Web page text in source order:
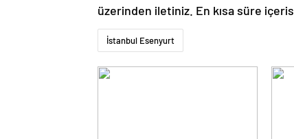
üzerinden iletiniz. En kısa süre
İstanbul Esenyurt